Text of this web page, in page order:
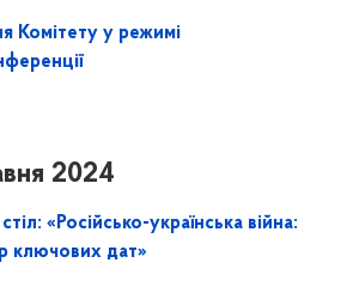
Комітету у режимі
2024
«Російсько-українська війна:
ключових дат»